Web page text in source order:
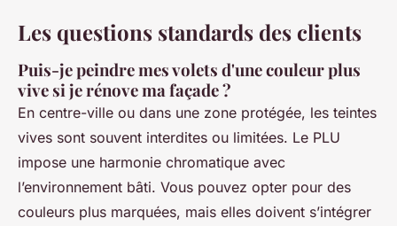
Les questions standards des clients
Puis-je peindre mes volets d'une couleur plus
vive si je rénove ma façade ?
En centre-ville ou dans une zone protégée, les teintes
vives sont souvent interdites ou limitées. Le PLU
impose une harmonie chromatique avec
l’environnement bâti. Vous pouvez opter pour des
couleurs plus marquées, mais elles doivent s’intégrer